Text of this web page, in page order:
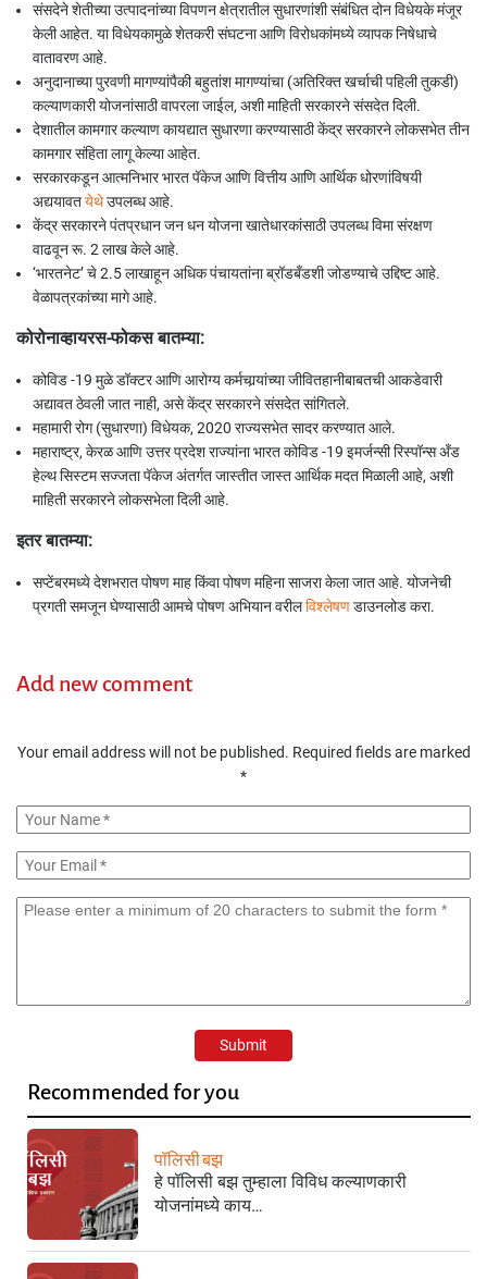
संसदेने शेतीच्या उत्पादनांच्या विपणन क्षेत्रातील सुधारणांशी संबंधित दोन विधेयके मंजूर
केली आहेत. या विधेयकामुळे शेतकरी संघटना आणि विरोधकांमध्ये व्यापक निषेधाचे
वातावरण आहे.
अनुदानाच्या पुरवणी मागण्यांपैकी बहुतांश मागण्यांचा (अतिरिक्त खर्चाची पहिली तुकडी)
कल्याणकारी योजनांसाठी वापरला जाईल, अशी माहिती सरकारने संसदेत दिली.
देशातील कामगार कल्याण कायद्यात सुधारणा करण्यासाठी केंद्र सरकारने लोकसभेत तीन
कामगार संहिता लागू केल्या आहेत.
सरकारकडून आत्मनिभार भारत पॅकेज आणि वित्तीय आणि आर्थिक धोरणांविषयी
अद्ययावतयेथेउपलब्ध आहे.
केंद्र सरकारने पंतप्रधान जन धन योजना खातेधारकांसाठी उपलब्ध विमा संरक्षण
वाढवून रू. 2 लाख केले आहे.
‘भारतनेट’ चे 2.5 लाखाहून अधिक पंचायतांना ब्रॉडबँडशी जोडण्याचे उद्दिष्ट आहे.
वेळापत्रकांच्या मागे आहे.
कोरोनाव्हायरस-फोकस बातम्या:
कोविड -19 मुळे डॉक्टर आणि आरोग्य कर्मचार्‍यांच्या जीवितहानीबाबतची आकडेवारी
अद्यावत ठेवली जात नाही, असे केंद्र सरकारने संसदेत सांगितले.
महामारी रोग (सुधारणा) विधेयक, 2020 राज्यसभेत सादर करण्यात आले.
महाराष्ट्र, केरळ आणि उत्तर प्रदेश राज्यांना भारत कोविड -19 इमर्जन्सी रिस्पॉन्स अँड
हेल्थ सिस्टम सज्जता पॅकेज अंतर्गत जास्तीत जास्त आर्थिक मदत मिळाली आहे, अशी
माहिती सरकारने लोकसभेला दिली आहे.
इतर बातम्या:
सप्टेंबरमध्ये देशभरात पोषण माह किंवा पोषण महिना साजरा केला जात आहे. योजनेची
प्रगती समजून घेण्यासाठी आमचे पोषण अभियान वरीलविश्लेषणडाउनलोड करा.
Add new comment
Your email address will not be published. Required fields are marked
*
Recommended for you
पॉलिसी बझ
हे पॉलिसी बझ तुम्हाला विविध कल्याणकारी
योजनांमध्ये काय…